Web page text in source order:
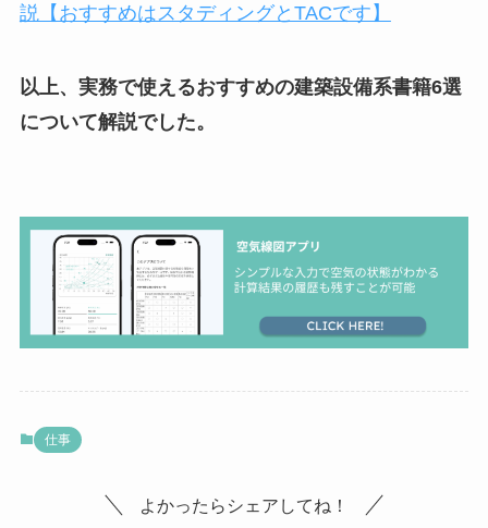
説【おすすめはスタディングとTACです】
以上、実務で使えるおすすめの建築設備系書籍6選
について解説でした。
仕事
よかったらシェアしてね！